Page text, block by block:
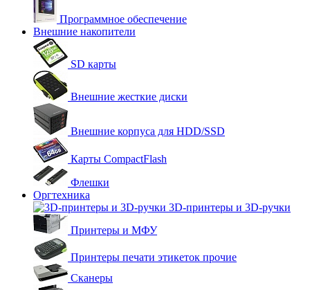
Программное обеспечение
Внешние накопители
SD карты
Внешние жесткие диски
Внешние корпуса для HDD/SSD
Карты CompactFlash
Флешки
Оргтехника
3D-принтеры и 3D-ручки
Принтеры и МФУ
Принтеры печати этикеток прочие
Сканеры